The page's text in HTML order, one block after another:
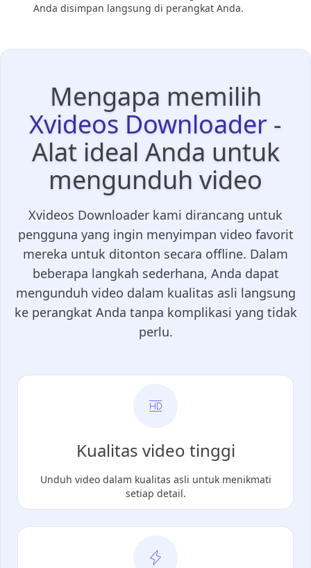
Anda disimpan langsung di perangkat Anda.
Mengapa memilih
Xvideos Downloader -
Alat ideal Anda untuk
mengunduh video
Xvideos Downloader kami dirancang untuk
pengguna yang ingin menyimpan video favorit
mereka untuk ditonton secara offline. Dalam
beberapa langkah sederhana, Anda dapat
mengunduh video dalam kualitas asli langsung
ke perangkat Anda tanpa komplikasi yang tidak
perlu.
Kualitas video tinggi
Unduh video dalam kualitas asli untuk menikmati
setiap detail.